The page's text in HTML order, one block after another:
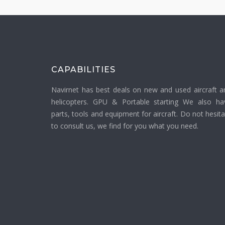
CAPABILITIES
Navirnet has best deals on new and used aircraft
helicopters. GPU & Portable starting We also
parts, tools and equipment for aircraft. Do not
to consult us, we find for you what you need.